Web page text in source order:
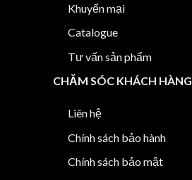
Khuyến mại
Catalogue
Tư vấn sản phẩm
CHĂM SÓC KHÁCH HÀNG
Liên hệ
Chính sách bảo hành
Chính sách bảo mật